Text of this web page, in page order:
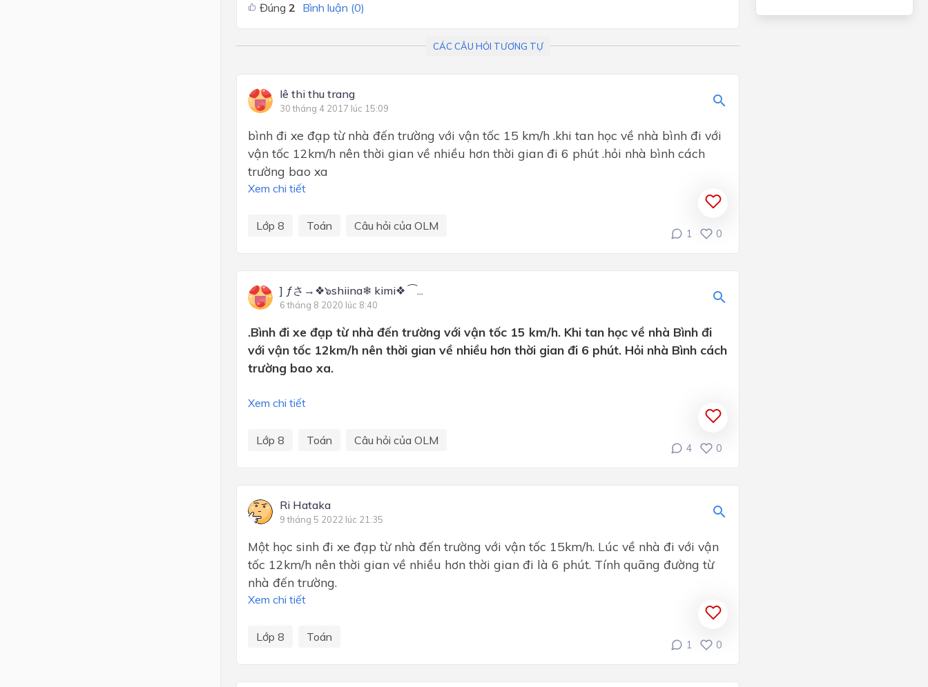
Đúng 2 Bình luận (0)
CÁC CÂU HỎI TƯƠNG TỰ
lê thi thu trang
30 tháng 4 2017 lúc 15:09
bình đi xe đạp từ nhà đến trường với vận tốc 15 km/h .khi tan học về nhà bình đi với
vận tốc 12km/h nên thời gian về nhiều hơn thời gian đi 6 phút .hỏi nhà bình cách
trường bao xa
Xem chi tiết
Lớp 8 Toán Câu hỏi của OLM
1 0
] ƒさ→❖๖shiina❄ kimi❖ ⁀...
6 tháng 8 2020 lúc 8:40
.Bình đi xe đạp từ nhà đến trường với vận tốc 15 km/h. Khi tan học về nhà Bình đi
với vận tốc 12km/h nên thời gian về nhiều hơn thời gian đi 6 phút. Hỏi nhà Bình cách
trường bao xa.
Xem chi tiết
Lớp 8 Toán Câu hỏi của OLM
4 0
Ri Hataka
9 tháng 5 2022 lúc 21:35
Một học sinh đi xe đạp từ nhà đến trường với vận tốc 15km/h. Lúc về nhà đi với vận
tốc 12km/h nên thời gian về nhiều hơn thời gian đi là 6 phút. Tính quãng đường từ
nhà đến trường.
Xem chi tiết
Lớp 8 Toán
1 0